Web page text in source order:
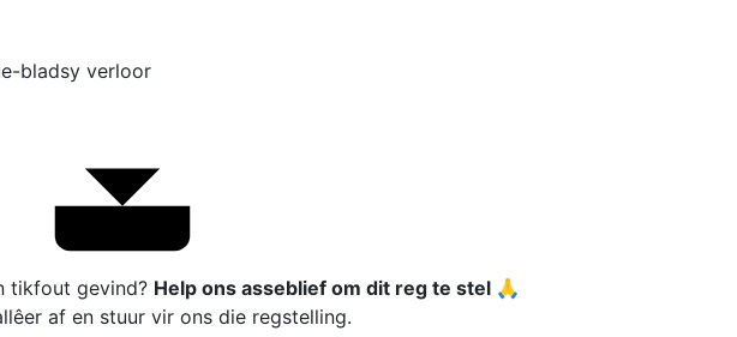
bladsy verloor
tikfout gevind? Help ons asseblief om dit reg te stel 🙏
af en stuur vir ons die regstelling.